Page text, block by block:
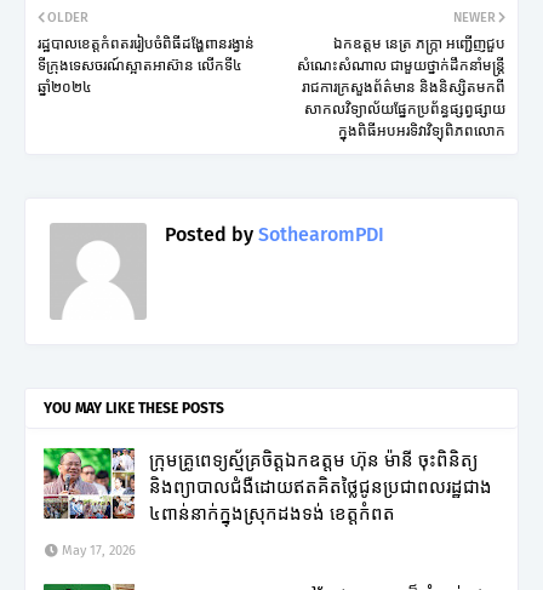
NEWER
ឯកឧត្តម នេត្រ ភក្ក្រា អញ្ជើញជួប
សំណេះសំណាល ជាមួយថ្នាក់ដឹកនាំមន្ត្រី
រាជការក្រសួងព័ត៌មាន និងនិស្សិតមកពី
សាកលវិទ្យាល័យផ្នែកប្រព័ន្ធផ្សព្វផ្សាយ
ក្នុងពិធីអបអរទិវាវិទ្យុពិភពលោក
OLDER
រដ្ឋបាលខេត្តកំពតររៀបចំពិធីដង្ហែពានរង្វាន់
ទីក្រុងទេសចរណ៍ស្អាតអាស៊ាន លើកទី៤
ឆ្នាំ២០២៤
Posted by SothearomPDI
YOU MAY LIKE THESE POSTS
ក្រុមគ្រូពេទ្យស្ម័គ្រចិត្តឯកឧត្តម ហ៊ុន ម៉ានី ចុះពិនិត្យ
និងព្យាបាលជំងឺដោយឥតគិតថ្លៃជូនប្រជាពលរដ្ឋជាង
៤ពាន់នាក់ក្នុងស្រុកដងទង់ ខេត្តកំពត
May 17, 2026